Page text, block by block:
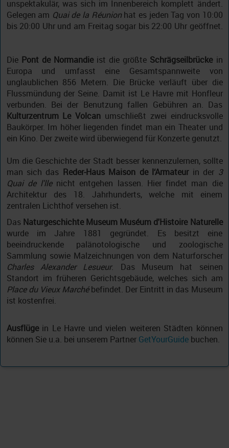
unspektakulär, was sich im Innenbereich komplett ändert.
Gelegen am Quai de la Réunionhat es jeden Tag von 10:00
bis 20:00 Uhr und am Freitag sogar bis 22:00 Uhr geöffnet.
Die Pont de Normandieist die größte Schrägseilbrücke in
Europa und umfasst eine Gesamtspannweite von
unglaublichen 856 Metern. Die Brücke verläuft über die
Flussmündung der Seine. Damit ist Le Havre mit Honfleur
verbunden. Bei der Benutzung fallen Gebühren an. Das
Kulturzentrum Le Volcan umschließt zwei eindrucksvolle
Baukörper. Im höher liegenden findet man ein Theater und
ein Kino. Der zweite wird überwiegend für Konzerte genutzt.
Um die Geschichte der Stadt besser kennenzulernen, sollte
man sich das Reder-Haus Maison de l‘Armateurin der 3
Quai de l'llenicht entgehen lassen. Hier findet man die
Architektur des 18. Jahrhunderts, welche mit einem
zentralen Lichthof versehen ist.
Das Naturgeschichte Museum Muséum d'Histoire Naturelle
wurde im Jahre 1881 gegründet. Es besitzt eine
beeindruckende palänotologische und zoologische
Sammlung sowie Malzeichnungen von dem Naturforscher
Charles Alexander Lesueur. Das Museum hat seinen
Standort im früheren Gerichtsgebäude, welches sich am
Place du Vieux Marchébefindet. Der Eintritt in das Museum
ist kostenfrei.
Ausflüge in Le Havre und vielen weiteren Städten können
können Sie u.a. bei unserem Partner GetYourGuidebuchen.